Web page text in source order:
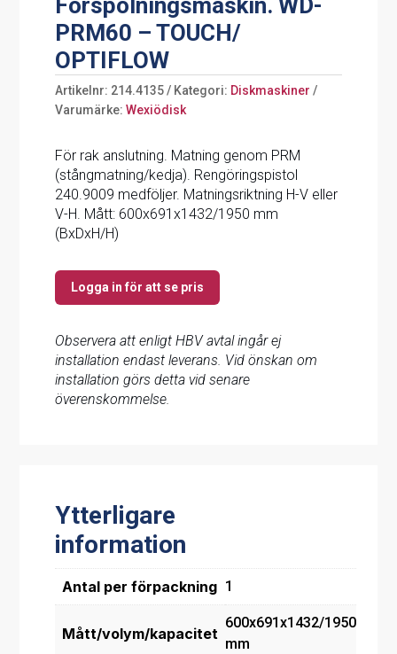
Förspolningsmaskin. WD-
PRM60 – TOUCH/
OPTIFLOW
Artikelnr: 214.4135 Kategori: Diskmaskiner
Varumärke:Wexiödisk
För rak anslutning. Matning genom PRM
(stångmatning/kedja). Rengöringspistol
240.9009 medföljer. Matningsriktning H-V eller
V-H. Mått: 600x691x1432/1950 mm
(BxDxH/H)
Logga in för att se pris
Observera att enligt HBV avtal ingår ej
installation endast leverans. Vid önskan om
installation görs detta vid senare
överenskommelse.
Ytterligare
information
Antal per förpackning 1
Mått/volym/kapacitet
600x691x1432/1950
mm